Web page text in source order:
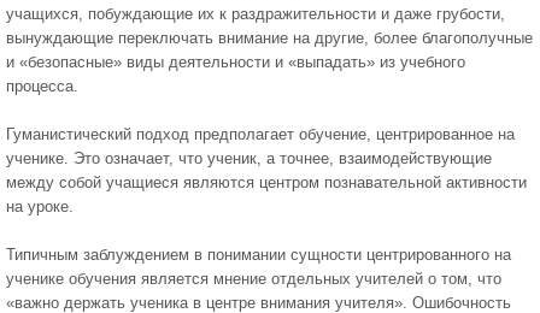
учащихся, побуждающие их к раздражительности и даже грубости,
вынуждающие переключать внимание на другие, более благополучные
и «безопасные» виды деятельности и «выпадать» из учебного
процесса.
Гуманистический подход предполагает обучение, центрированное на
ученике. Это означает, что ученик, а точнее, взаимодействующие
между собой учащиеся являются центром познавательной активности
на уроке.
Типичным заблуждением в понимании сущности центрированного на
ученике обучения является мнение отдельных учителей о том, что
«важно держать ученика в центре внимания учителя». Ошибочность